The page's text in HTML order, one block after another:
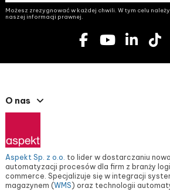
Możesz zrezygnować w każdej chwili. W tym celu
naszej informacji prawnej.
O nas
Aspekt Sp. z o.o. to lider w dostarczaniu
automatyzacji procesów dla firm z branży
commerce. Specjalizuje się w integracji
magazynem (WMS) oraz technologii